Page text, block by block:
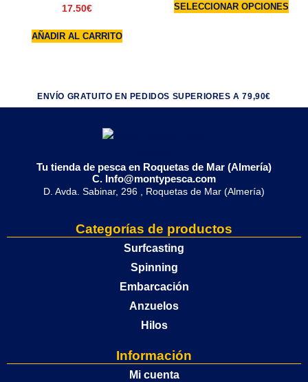
17.50€
AÑADIR AL CARRITO
SELECCIONAR OPCIONES
ENVÍO GRATUITO EN PEDIDOS SUPERIORES A 79,90€
Tu tienda de pesca en Roquetas de Mar (Almería)
C. Info@montypesca.com
D. Avda. Sabinar, 296 , Roquetas de Mar (Almería)
Categorías de productos
Surfcasting
Spinning
Embarcación
Anzuelos
Hilos
Información
Mi cuenta